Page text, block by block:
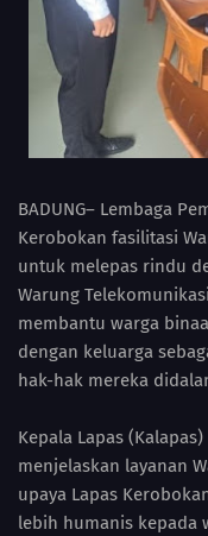
BADUNG– Lembaga
Kerobokan fasilitasi
untuk melepas rindu
Warung
membantu warga
dengan keluarga
hak-hak mereka
Kepala Lapas
menjelaskan layanan
upaya Lapas
lebih humanis kepada